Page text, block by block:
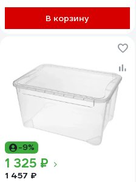
В корзину
-9%
1 325 ₽
1 457 ₽